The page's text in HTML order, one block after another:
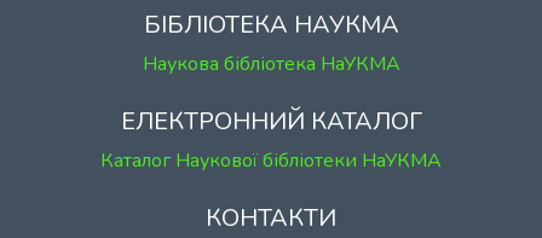
БІБЛІОТЕКА НАУКМА
Наукова бібліотека НаУКМА
ЕЛЕКТРОННИЙ КАТАЛОГ
Каталог Наукової бібліотеки НаУКМА
КОНТАКТИ